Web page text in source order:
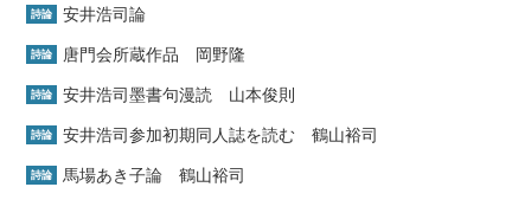
詩論 安井浩司論
詩論 唐門会所蔵作品 岡野隆
詩論 安井浩司墨書句漫読 山本俊則
詩論 安井浩司参加初期同人誌を読む 鶴山裕司
詩論 馬場あき子論 鶴山裕司